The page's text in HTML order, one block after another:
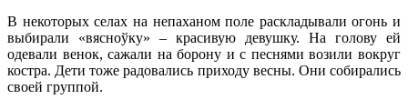
В некоторых селах на непаханом поле раскладывали огонь и
выбирали «вясноўку» – красивую девушку. На голову ей
одевали венок, сажали на борону и с песнями возили вокруг
костра. Дети тоже радовались приходу весны. Они собирались
своей группой.